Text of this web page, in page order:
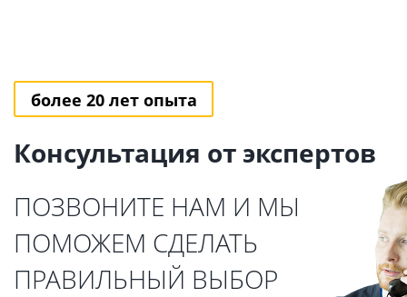
более 20 лет опыта
Консультация от экспертов
ПОЗВОНИТЕ НАМ И МЫ
ПОМОЖЕМ СДЕЛАТЬ
ПРАВИЛЬНЫЙ ВЫБОР